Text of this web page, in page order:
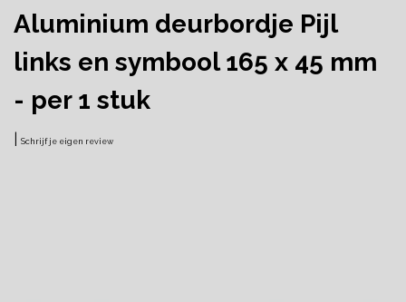
Aluminium deurbordje Pijl
links en symbool 165 x 45 mm
- per 1 stuk
Schrijf je eigen review